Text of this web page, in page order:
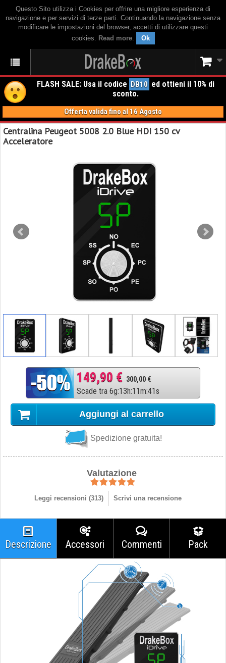
Questo Sito utilizza i Cookies per offrire una migliore esperienza di
navigazione e per servizi di terze parti. Continuando la navigazione senza
modificare le impostazioni del browser, accetti di utilizzare questi
cookies. Read more. Ok
FLASH SALE: Usa il codice DB10 ed ottieni il 10% di
sconto.
Offerta valida fino al 16 Agosto
Centralina Peugeot 5008 2.0 Blue HDI 150 cv
Acceleratore
149,90 € 300,00 €
Scade tra 6g:13h:11m:41s
Aggiungi al carrello
Spedizione gratuita!
Valutazione
Leggi recensioni (313) Scrivi una recensione
Descrizione Accessori Commenti Pack